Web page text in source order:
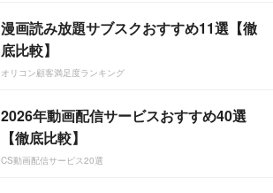
漫画読み放題サブスクおすすめ11選【徹
底比較】
オリコン顧客満足度ランキング
2026年動画配信サービスおすすめ40選
【徹底比較】
CS動画配信サービス20選